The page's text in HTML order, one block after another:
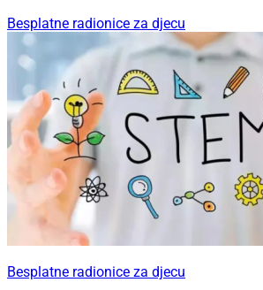
Besplatne radionice za djecu
Besplatne radionice za djecu